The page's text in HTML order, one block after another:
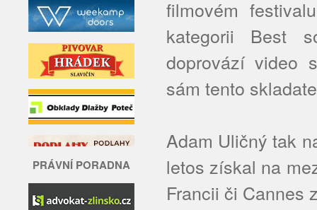
PRÁVNÍ PORADNA
filmovém
kategorii Best
doprovází video
sám tento
Adam Uličný tak
letos získal na
Francii či Cannes